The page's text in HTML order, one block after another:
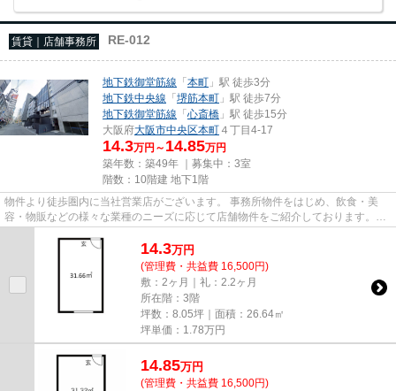
賃貸｜店舗事務所 RE-012
地下鉄御堂筋線 「本町 」駅 徒歩3分
地下鉄中央線 「堺筋本町 」駅 徒歩7分
地下鉄御堂筋線 「心斎橋 」駅 徒歩15分
大阪府大阪市中央区本町 ４丁目4-17
14.3万円～ 14.85万円
築年数：築49年 ｜募集中： 3室
階数：10階建 地下1階
物件より徒歩圏内に当社営業店がございます。 事務所物件をはじめ、飲食・美
容・物販などの様々な業種のニーズに応じて店舗物件をご紹介しております。
尚、弊社ではおとり広告は一切...
14.3万円
(管理費・共益費 16,500円)
敷：2ヶ月｜礼：2.2ヶ月
所在階：3階
坪数：8.05坪｜面積：26.64㎡
坪単価： 1.78万円
14.85万円
(管理費・共益費 16,500円)